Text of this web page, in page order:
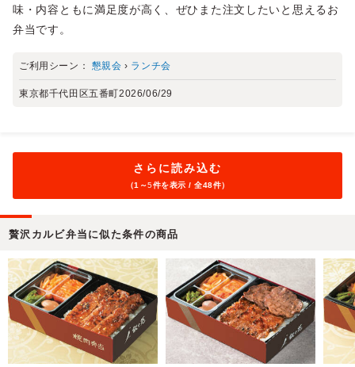
味・内容ともに満足度が高く、ぜひまた注文したいと思えるお
弁当です。
ご利用シーン： 懇親会 › ランチ会
東京都千代田区五番町2026/06/29
さらに読み込む
（1～5件を表示 / 全48件）
贅沢カルビ弁当に似た条件の商品